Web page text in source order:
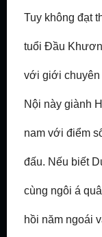
Tuy không đạt
tuổi Đầu
với giới chuyên
Nội này giành
nam với điểm
đấu. Nếu biết
cùng ngôi á
hồi năm ngoái